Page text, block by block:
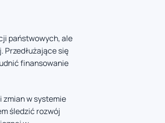
państwowych, ale
Przedłużające się
finansowanie
zmian w systemie
śledzić rozwój